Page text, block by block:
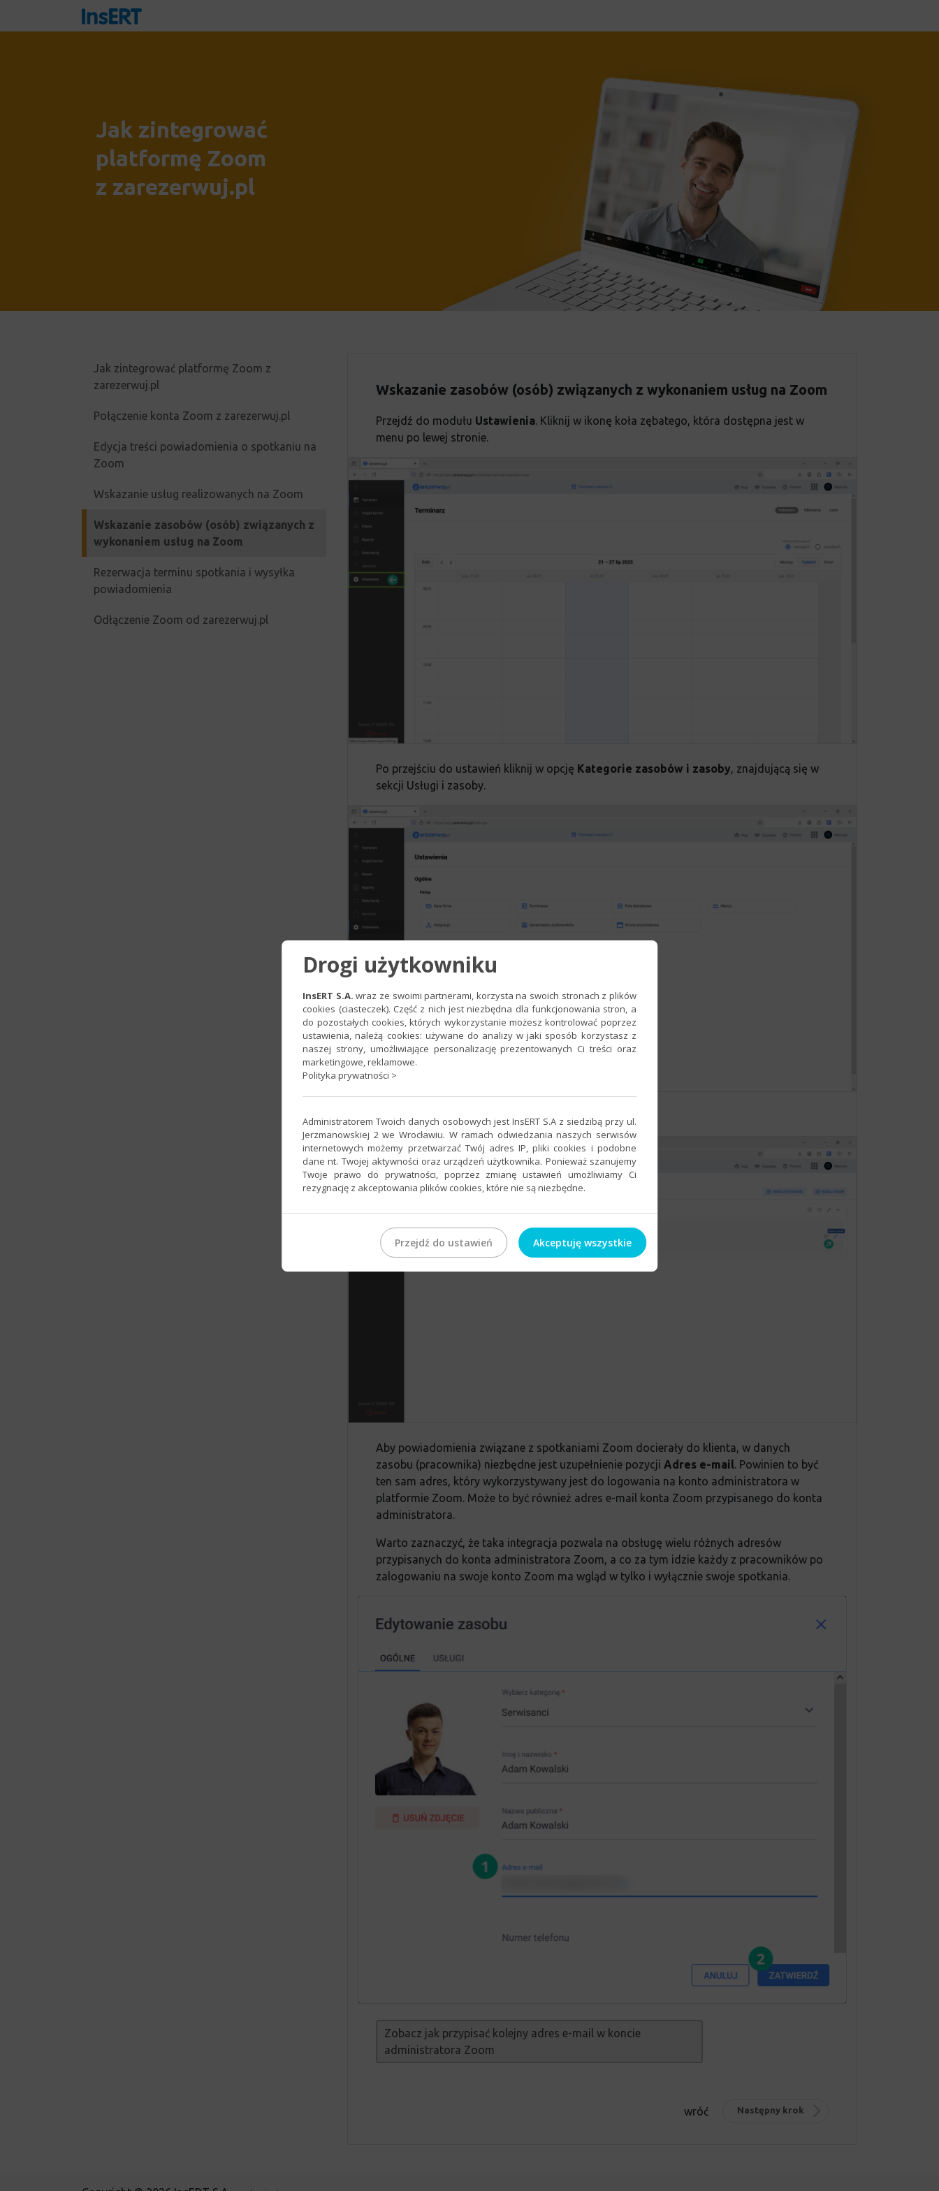
Jak zintegrować
platformę Zoom
z zarezerwuj.pl
Jak zintegrować platformę Zoom z
zarezerwuj.pl
Połączenie konta Zoom z zarezerwuj.pl
Edycja treści powiadomienia o spotkaniu na
Zoom
Wskazanie usług realizowanych na Zoom
Wskazanie zasobów (osób) związanych z
wykonaniem usług na Zoom
Rezerwacja terminu spotkania i wysyłka
powiadomienia
Odłączenie Zoom od zarezerwuj.pl
Wskazanie zasobów (osób) związanych z wykonaniem usług na Zoom
Przejdź do modułu Ustawienia. Kliknij w ikonę koła zębatego, która dostępna jest w
menu po lewej stronie.
Po przejściu do ustawień kliknij w opcję Kategorie zasobów i zasoby, znajdującą się w
sekcji Usługi i zasoby.
Kliknij w ikonę edycji zasobu (pracownika).
Aby powiadomienia związane z spotkaniami Zoom docierały do klienta, w danych
zasobu (pracownika) niezbędne jest uzupełnienie pozycji Adres e-mail. Powinien to być
ten sam adres, który wykorzystywany jest do logowania na konto administratora w
platformie Zoom. Może to być również adres e-mail konta Zoom przypisanego do konta
administratora.
Warto zaznaczyć, że taka integracja pozwala na obsługę wielu różnych adresów
przypisanych do konta administratora Zoom, a co za tym idzie każdy z pracowników po
zalogowaniu na swoje konto Zoom ma wgląd w tylko i wyłącznie swoje spotkania.
Zobacz jak przypisać kolejny adres e-mail w koncie
administratora Zoom
wróć Następny krok
Drogi użytkowniku
InsERT S.A. wraz ze swoimi partnerami, korzysta na swoich stronach z plików
cookies (ciasteczek). Część z nich jest niezbędna dla funkcjonowania stron, a
do pozostałych cookies, których wykorzystanie możesz kontrolować poprzez
ustawienia, należą cookies: używane do analizy w jaki sposób korzystasz z
naszej strony, umożliwiające personalizację prezentowanych Ci treści oraz
marketingowe, reklamowe.
Polityka prywatności >
Administratorem Twoich danych osobowych jest InsERT S.A z siedzibą przy ul.
Jerzmanowskiej 2 we Wrocławiu. W ramach odwiedzania naszych serwisów
internetowych możemy przetwarzać Twój adres IP, pliki cookies i podobne
dane nt. Twojej aktywności oraz urządzeń użytkownika. Ponieważ szanujemy
Twoje prawo do prywatności, poprzez zmianę ustawień umożliwiamy Ci
rezygnację z akceptowania plików cookies, które nie są niezbędne.
Przejdź do ustawień Akceptuję wszystkie